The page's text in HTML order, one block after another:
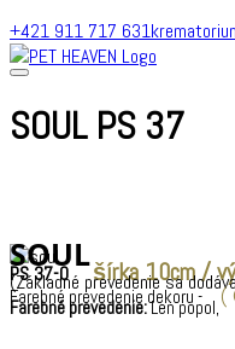
Skip
to
content
+421 911 717 631
SOUL PS 37
SOUL
PS 37-0 šírka 10cm /
(Základné prevedenie sa
Farebné prevedenie dekoru - (
Farebné prevedenie:Len popol,